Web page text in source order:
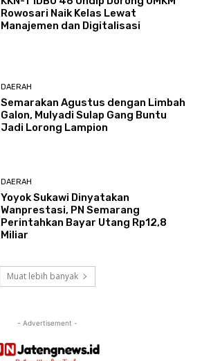
Rowosari Naik Kelas Lewat
Manajemen dan Digitalisasi
DAERAH
Semarakan Agustus dengan Limbah
Galon, Mulyadi Sulap Gang Buntu
Jadi Lorong Lampion
DAERAH
Yoyok Sukawi Dinyatakan
Wanprestasi, PN Semarang
Perintahkan Bayar Utang Rp12,8
Miliar
Muat lebih banyak
- Advertisement -